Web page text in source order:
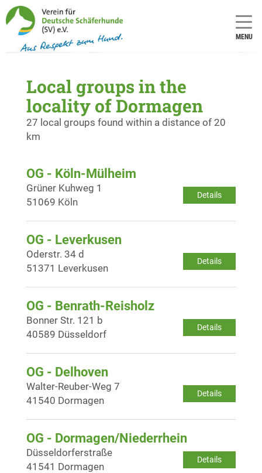
MENU
Local groups in the
locality of Dormagen
27 local groups found within a distance of 20
km
OG - Köln-Mülheim
Details
Grüner Kuhweg 1
51069 Köln
OG - Leverkusen
Details
Oderstr. 34 d
51371 Leverkusen
OG - Benrath-Reisholz
Details
Bonner Str. 121 b
40589 Düsseldorf
OG - Delhoven
Details
Walter-Reuber-Weg 7
41540 Dormagen
OG - Dormagen/Niederrhein
Details
Düsseldorferstraße
41541 Dormagen